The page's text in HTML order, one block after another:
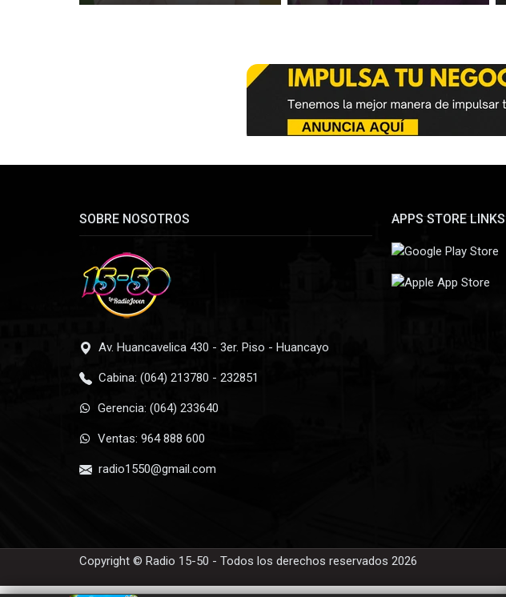
SOBRE NOSOTROS
Av. Huancavelica 430 - 3er. Piso - Huancayo
Cabina: (064) 213780 - 232851
Gerencia: (064) 233640
Ventas: 964 888 600
radio1550@gmail.com
APPS STORE LINKS
Copyright © Radio 15-50 - Todos los derechos reservados 2026